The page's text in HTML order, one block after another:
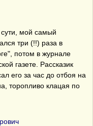
мой самый
три (!!) раза в
потом в журнале
газете. Рассказик
его за час до отбоя на
торопливо клацая по